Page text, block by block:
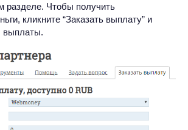
разделе. Чтобы получить
кликните “Заказать выплату” и
выплаты.